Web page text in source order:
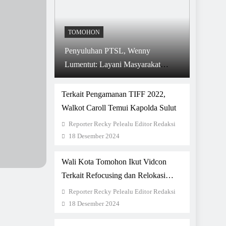
TOMOHON
Penyuluhan PTSL, Wenny
Lumentut: Layani Masyarakat
Dengan Baik, Jangan
Memperlambat Proses
Terkait Pengamanan TIFF 2022,
Walkot Caroll Temui Kapolda Sulut
Reporter Recky Pelealu Editor Redaksi
18 Desember 2024
Wali Kota Tomohon Ikut Vidcon
Terkait Refocusing dan Relokasi
APBD 2020
Reporter Recky Pelealu Editor Redaksi
18 Desember 2024